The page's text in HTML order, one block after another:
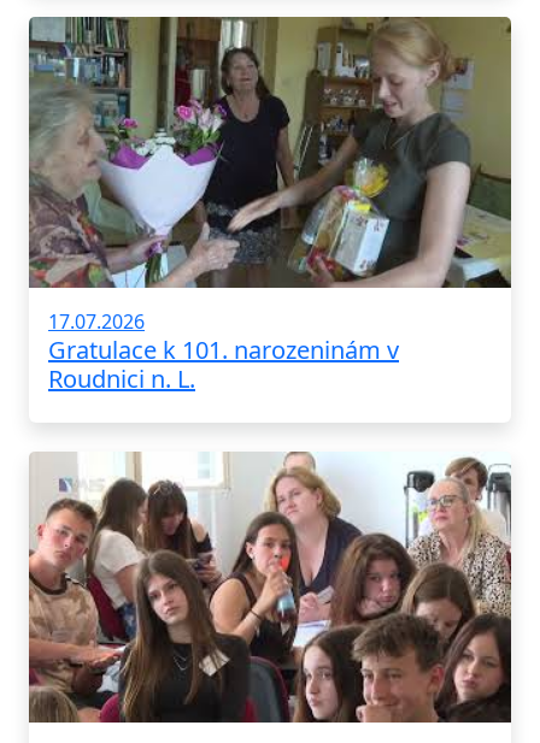
17.07.2026
Gratulace k 101. narozeninám v
Roudnici n. L.